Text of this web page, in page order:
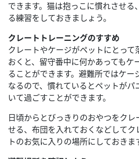
できます。猫は抱っこに慣れさせる
る練習をしておきましょう。
クレートトレーニングのすすめ
クレートやケージがペットにとって
おくと、留守番中に何かあってもケ
ることができます。避難所ではケー
なるので、慣れているとペットがパ
いて過ごすことができます。
日頃からとびっきりのおやつをクレ
せる、布団を入れておくなどしてク
トのお気に入りの場所にしておきま